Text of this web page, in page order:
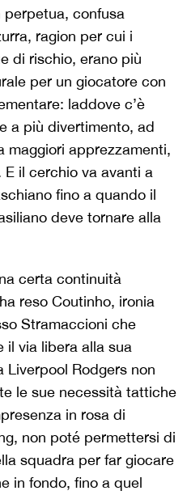
perpetua, confusa
ragion per cui i
di rischio, erano più
per un giocatore con
laddove c’è
a più divertimento, ad
maggiori apprezzamenti,
il cerchio va avanti a
fino a quando il
deve tornare alla
certa continuità
reso Coutinho, ironia
Stramaccioni che
il via libera alla sua
Liverpool Rodgers non
le sue necessità tattiche
in rosa di
non poté permettersi di
squadra per far giocare
in fondo, fino a quel